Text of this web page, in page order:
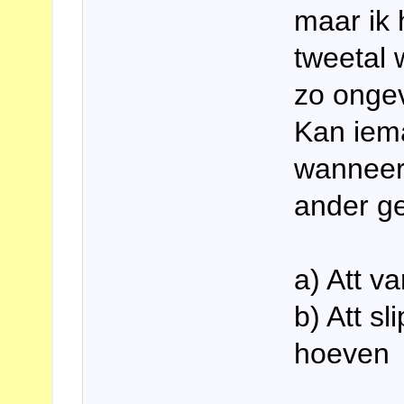
maar ik
tweetal
zo
Kan
ander
a) Att
b) Att
hoeven